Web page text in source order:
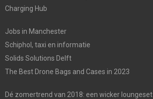
Charging Hub
Jobs in Manchester
Schiphol, taxi en informatie
Solids Solutions Delft
The Best Drone Bags and Cases in 2023
Dé zomertrend van 2018: een wicker loungeset